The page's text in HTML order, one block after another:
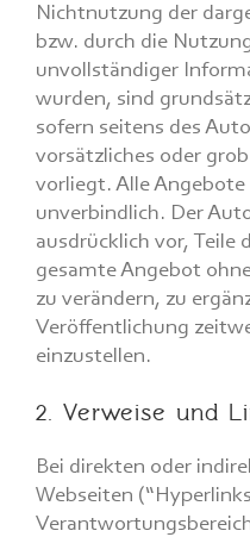
Nichtnutzung der
bzw. durch die
unvollständiger
wurden, sind
sofern seitens des
vorsätzliches oder
vorliegt. Alle
unverbindlich. Der
ausdrücklich vor, Teile
gesamte Angebot
zu verändern, zu
Veröffentlichung
einzustellen.
2. Verweise und
Bei direkten oder
Webseiten